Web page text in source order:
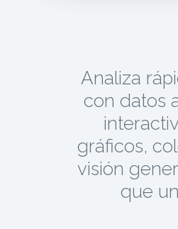
Analiza
con datos
gráficos,
visión
que